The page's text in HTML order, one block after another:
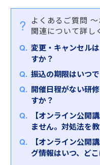
そのため、「なんと
「明日からできる
ができ、マネジメン
とができます。
ます
インソースオンライ
備、適切なフィー
かすためのマネジ
③円滑な組織運営の
ぶ研修
組織の目標達成に向
て方、成果をあげる
のためのマネジメン
④現場のリーダーと
学ぶ研修
プレイヤーとの役
の立ち振る舞いや業
現場リーダーに求め
【研修内容・特徴】
管理職に求められる
改めて認識します。
職に必要な３つの
導・育成力、②業務
理）、③リスク管理
・管理職に昇格する
・管理職としての
掴みたい方
【研修内容・特徴】
本研修は、新任管理
的に知り、役割を遂
トスキル（組織・業
に大きな成果を発揮
（１）新任管理職と
じて役割を遂行する
備の仕方が分かりま
間））」をおすすめ
【対象者】
受講可能
・管理職として、改
リーダーシップにつ
【研修内容・特徴】
■３つのマネジメン
・人材マネジメント
チームの最適化・再
・組織マネジメン
標設定、目標管理
よくあるご質問
関連について詳し
変更・キャンセル
すか？
振込の期限はいつ
開催日程がない研
すか？
【オンライン公開
ません。対処法を
【オンライン公開
グ情報はいつ、ど